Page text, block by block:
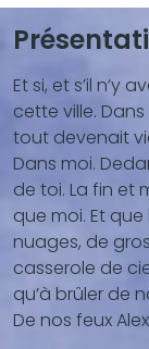
Blocs
contenu
(texte,
vidéo,
...)
Et si, et s’il n’y
cette ville.
tout devenait
Dans moi.
de toi. La fin et
que moi. Et
nuages, de
casserole de
qu’à brûler de
De nos feux